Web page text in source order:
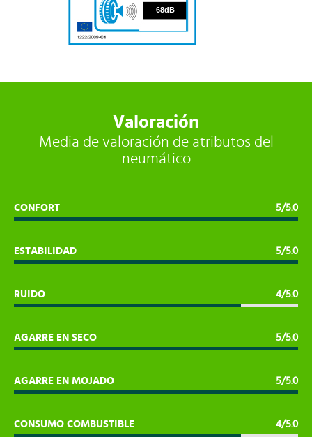
68
68dB
Valoración
Media de valoración de atributos del
neumático
CONFORT 5/5.0
ESTABILIDAD 5/5.0
RUIDO 4/5.0
AGARRE EN SECO 5/5.0
AGARRE EN MOJADO 5/5.0
CONSUMO COMBUSTIBLE 4/5.0